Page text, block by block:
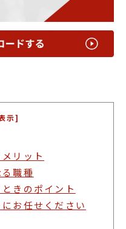
示]
リット
職種
きのポイント
お任せください